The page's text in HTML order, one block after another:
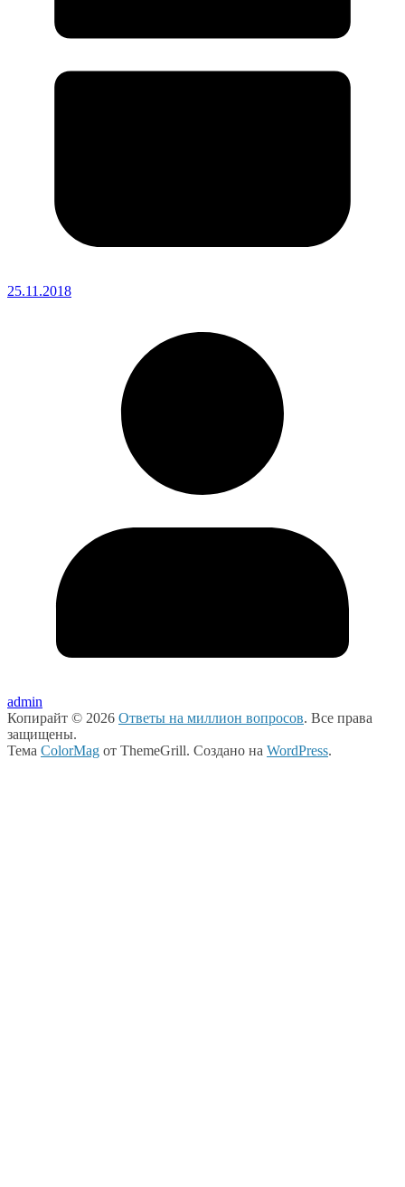
25.11.2018
admin
Копирайт © 2026 Ответы на миллион вопросов. Все права
защищены.
Тема ColorMag от ThemeGrill. Создано на WordPress.